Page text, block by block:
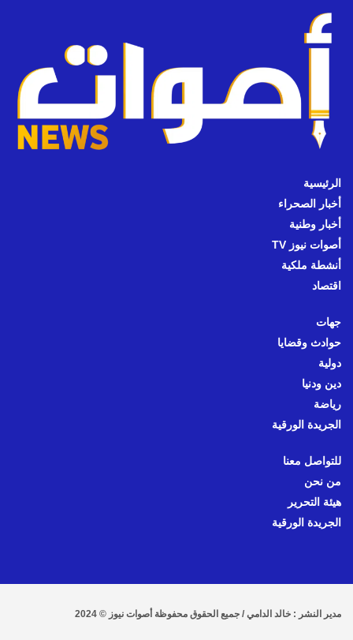
الرئيسية
أخبار الصحراء
أخبار وطنية
أصوات نيوز TV
أنشطة ملكية
اقتصاد
جهات
حوادث وقضايا
دولية
دين ودنيا
رياضة
الجريدة الورقية
للتواصل معنا
من نحن
هيئة التحرير
الجريدة الورقية
مدير النشر : خالد الدامي / جميع الحقوق محفوظة أصوات نيوز © 2024